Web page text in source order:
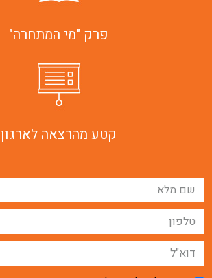
פרק "מי המתחרה"
קטע מהרצאה לארגון